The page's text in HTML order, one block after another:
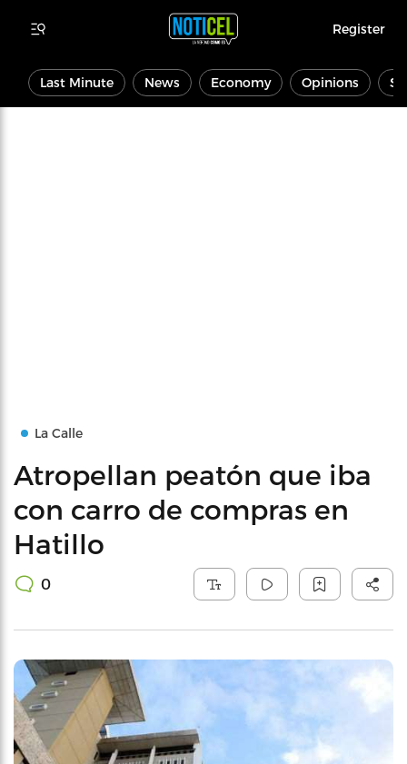
Register
Last Minute News Economy Opinions
La Calle
Atropellan peatón que iba
con carro de compras en
Hatillo
0